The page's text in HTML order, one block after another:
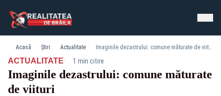
Acasă Știri Actualitate Imaginile dezastrului: comune măturate de viituri
ACTUALITATE· 1 min citire
Imaginile dezastrului: comune măturate
de viituri